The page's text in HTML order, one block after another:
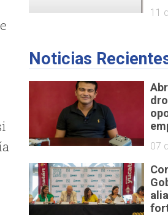
11
Noticias
07